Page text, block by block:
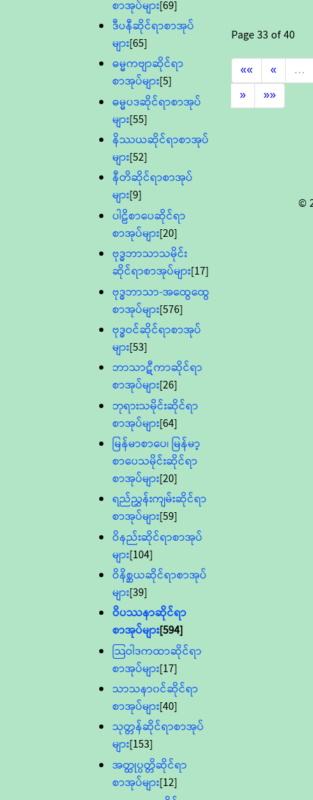
စာအုပ်များ[69]
ဒီပနီဆိုင်ရာစာအုပ်
များ[65]
ဓမ္မကဗျာဆိုင်ရာ
စာအုပ်များ[5]
ဓမ္မပဒဆိုင်ရာစာအုပ်
များ[55]
နိဿယဆိုင်ရာစာအုပ်
များ[52]
နီတိဆိုင်ရာစာအုပ်
များ[9]
ပါဠိစာပေဆိုင်ရာ
စာအုပ်များ[20]
ဗုဒ္ဓဘာသာသမိုင်း
ဆိုင်ရာစာအုပ်များ[17]
ဗုဒ္ဓဘာသာ-အထွေထွေ
စာအုပ်များ[576]
ဗုဒ္ဓဝင်ဆိုင်ရာစာအုပ်
များ[53]
ဘာသာဋီကာဆိုင်ရာ
စာအုပ်များ[26]
ဘုရားသမိုင်းဆိုင်ရာ
စာအုပ်များ[64]
မြန်မာစာပေ၊ မြန်မာ့
စာပေသမိုင်းဆိုင်ရာ
စာအုပ်များ[20]
ရည်ညွှန်းကျမ်းဆိုင်ရာ
စာအုပ်များ[59]
ဝိနည်းဆိုင်ရာစာအုပ်
များ[104]
ဝိနိစ္ဆယဆိုင်ရာစာအုပ်
များ[39]
ဝိပဿနာဆိုင်ရာ
စာအုပ်များ[594]
သြဝါဒကထာဆိုင်ရာ
စာအုပ်များ[17]
သာသနာ၀င်ဆိုင်ရာ
စာအုပ်များ[40]
သုတ္တန်ဆိုင်ရာစာအုပ်
များ[153]
အတ္ထုပ္ပတ္တိဆိုင်ရာ
စာအုပ်များ[12]
Page33 of40
««
«
…
»
»»
©